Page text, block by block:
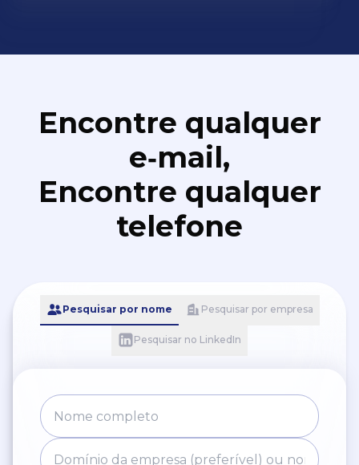
Encontre qualquer
e‑mail,
Encontre qualquer
telefone
Pesquisar por nome Pesquisar por empresa
Pesquisar no LinkedIn